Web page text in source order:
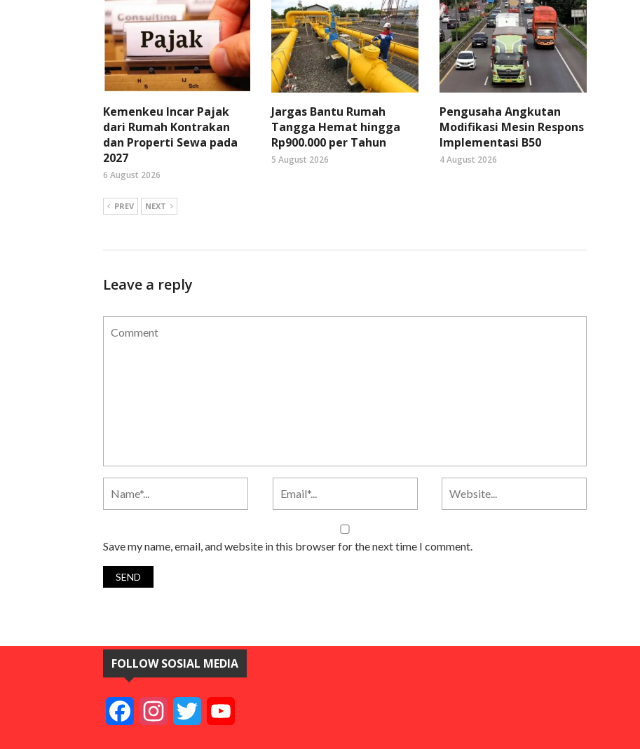
Kemenkeu Incar Pajak
dari Rumah Kontrakan
dan Properti Sewa pada
2027
6 August 2026
Jargas Bantu Rumah
Tangga Hemat hingga
Rp900.000 per Tahun
5 August 2026
Pengusaha Angkutan
Modifikasi Mesin Respons
Implementasi B50
4 August 2026
PREV NEXT
Leave a reply
Save my name, email, and website in this browser for the next time I comment.
FOLLOW SOSIAL MEDIA
FacebookInstagramTwitter